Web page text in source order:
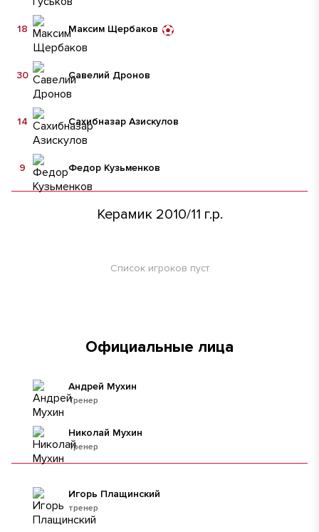
Максим Щербаков
18
Савелий Дронов
30
Сахибназар Азискулов
14
Федор Кузьменков
9
Керамик 2010/11 г.р.
Список игроков пуст
Официальные лица
Тренер
Андрей Мухин
Тренер
Николай Мухин
тренер
Игорь Плащинский